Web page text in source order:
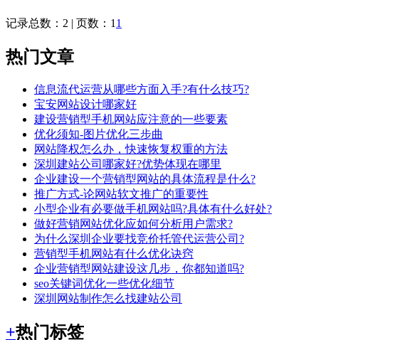
记录总数：2 | 页数：1 1
热门文章
信息流代运营从哪些方面入手?有什么技巧?
宝安网站设计哪家好
建设营销型手机网站应注意的一些要素
优化须知-图片优化三步曲
网站降权怎么办，快速恢复权重的方法
深圳建站公司哪家好?优势体现在哪里
企业建设一个营销型网站的具体流程是什么?
推广方式-论网站软文推广的重要性
小型企业有必要做手机网站吗?具体有什么好处?
做好营销网站优化应如何分析用户需求?
为什么深圳企业要找竞价托管代运营公司?
营销型手机网站有什么优化诀窍
企业营销型网站建设这几步，你都知道吗?
seo关键词优化一些优化细节
深圳网站制作怎么找建站公司
+热门标签